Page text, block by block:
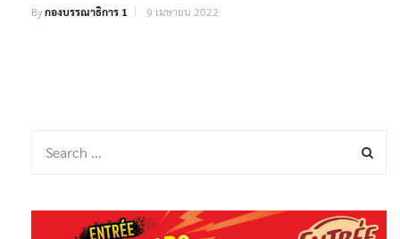
Byกองบรรณาธิการ 1 9 เมษายน 2022